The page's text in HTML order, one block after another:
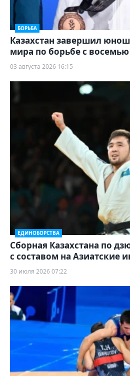
БОРЬБА
Казахстан завершил
мира по борьбе с
03 августа 2026 16:15
ЕДИНОБОРСТВА
Сборная Казахстана по
с составом на Азиатские
30 июля 2026 07:22